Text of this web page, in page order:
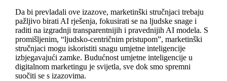
Da bi prevladali ove izazove, marketinški stručnjaci trebaju
pažljivo birati AI rješenja, fokusirati se na ljudske snage i
raditi na izgradnji transparentnijih i pravednijih AI modela. S
promišljenim, “ljudsko-centričnim pristupom”, marketinški
stručnjaci mogu iskoristiti snagu umjetne inteligencije
izbjegavajući zamke. Budućnost umjetne inteligencije u
digitalnom marketingu je svijetla, sve dok smo spremni
suočiti se s izazovima.